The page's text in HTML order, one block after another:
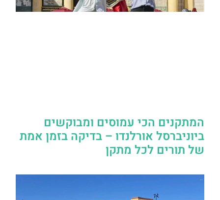
המתקנים הכי עמוסים ומבוקשים
ביוניברסל אורלנדו – בדיקה בזמן אמת
של תורים לכל מתקן